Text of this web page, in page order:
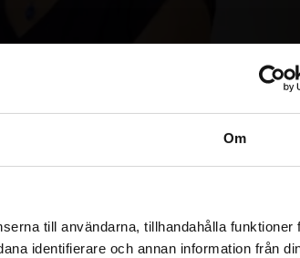
Om
till användarna, tillhandahålla funktioner
identifierare och annan information från
pass ingår i kursen: